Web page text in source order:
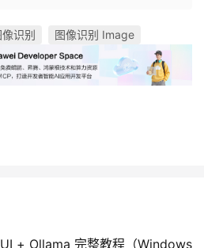
像识别 图像识别 Image
+ Ollama 完整教程（Windows